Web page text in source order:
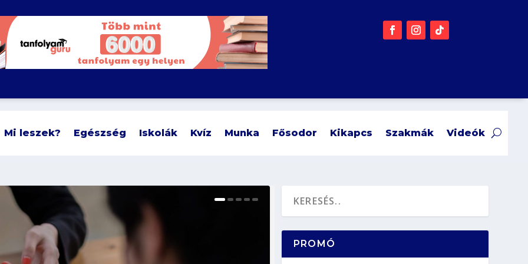
Mi leszek? Egészség Iskolák Kvíz Munka Fősodor Kikapcs Szakmák Videók
PROMÓ